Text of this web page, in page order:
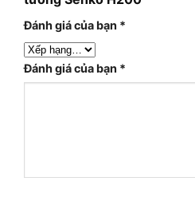
Đánh giá của bạn *
Đánh giá của bạn *